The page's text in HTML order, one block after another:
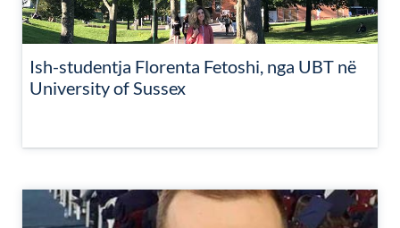
Ish-studentja Florenta Fetoshi, nga UBT në
University of Sussex